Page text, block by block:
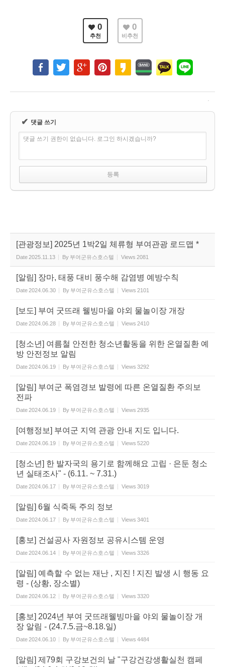
0
추천
0
비추천
✔ 댓글 쓰기
댓글 쓰기 권한이 없습니다. 로그인 하시겠습니까?
[관광정보] 2025년 1박2일 체류형 부여관광 로드맵 *
Date2025.11.13 By 부여군유스호스텔 Views 2081
[알림] 장마, 태풍 대비 풍수해 감염병 예방수칙
Date2024.06.30 By 부여군유스호스텔 Views 2101
[보도] 부여 굿뜨래 웰빙마을 야외 물놀이장 개장
Date2024.06.28 By 부여군유스호스텔 Views 2410
[청소년] 여름철 안전한 청소년활동을 위한 온열질환 예
방 안전정보 알림
Date2024.06.19 By 부여군유스호스텔 Views 3292
[알림] 부여군 폭염경보 발령에 따른 온열질환 주의보
전파
Date2024.06.19 By 부여군유스호스텔 Views 2935
[여행정보] 부여군 지역 관광 안내 지도 입니다.
Date2024.06.19 By 부여군유스호스텔 Views 5220
[청소년] 한 발자국의 용기로 함께해요 고립 · 은둔 청소
년 실태조사" - (6.11. ~ 7.31.)
Date2024.06.17 By 부여군유스호스텔 Views 3019
[알림] 6월 식죽독 주의 정보
Date2024.06.17 By 부여군유스호스텔 Views 3401
[홍보] 건설공사 자원정보 공유시스템 운영
Date2024.06.14 By 부여군유스호스텔 Views 3326
[알림] 예측할 수 없는 재난 , 지진 ! 지진 발생 시 행동 요
령 - (상황, 장소별)
Date2024.06.12 By 부여군유스호스텔 Views 3320
[홍보] 2024년 부여 굿뜨래웰빙마을 야외 물놀이장 개
장 알림 - (24.7.5.금~8.18.일)
Date2024.06.10 By 부여군유스호스텔 Views 4484
[알림] 제79회 구강보건의 날 "구강건강생활실천 캠페